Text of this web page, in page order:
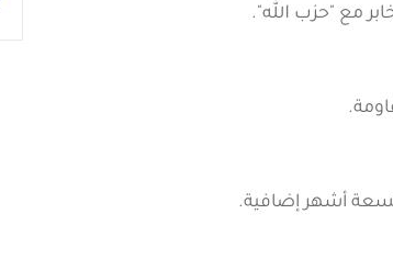
مع "حزب الله".
أشهر إضافية.